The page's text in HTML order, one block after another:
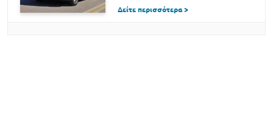
Δείτε περισσότερα >